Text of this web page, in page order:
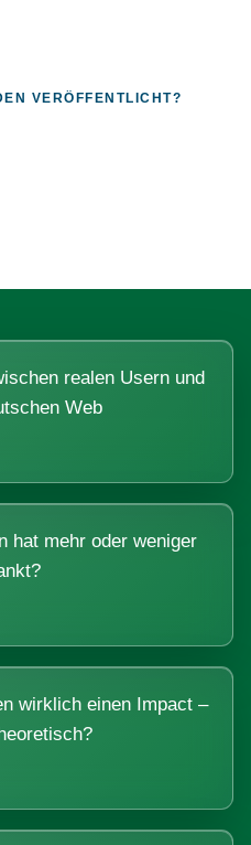
VERÖFFENTLICHT?
realen Usern und
Web
hat mehr oder weniger
wirklich einen Impact –